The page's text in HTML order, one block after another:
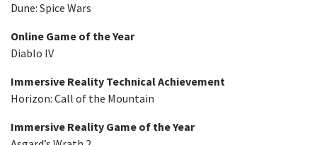
Dune: Spice Wars
Online Game of the Year
Diablo IV
Immersive Reality Technical Achievement
Horizon: Call of the Mountain
Immersive Reality Game of the Year